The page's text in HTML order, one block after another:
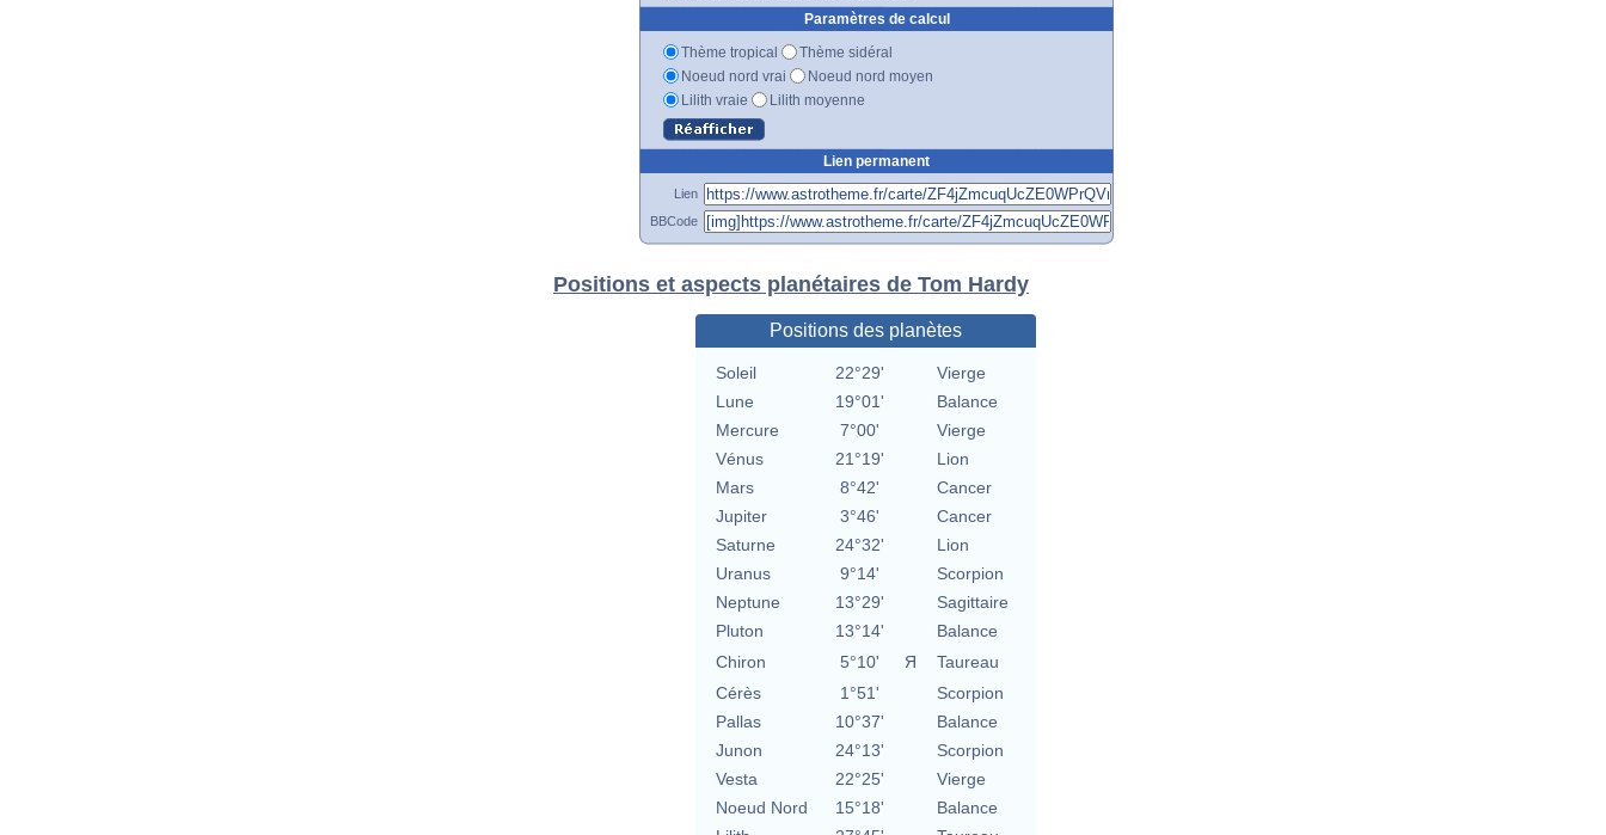
Paramètres de calcul
Thème tropical
Thème sidéral
Noeud nord vrai
Noeud nord moyen
Lilith vraie
Lilith moyenne
Lien permanent
Lien
BBCode
Positions et aspects planétaires de Tom Hardy
Positions des planètes
Soleil 22°29'
Vierge
Lune
19°01'
Balance
Mercure
7°00'
Vierge
Vénus
21°19'
Lion
Mars
8°42'
Cancer
Jupiter
3°46'
Cancer
Saturne
24°32'
Lion
Uranus
9°14'
Scorpion
Neptune
13°29'
Sagittaire
Pluton
13°14'
Balance
Chiron
5°10' Я
Taureau
Cérès
1°51'
Scorpion
Pallas
10°37'
Balance
Junon
24°13'
Scorpion
Vesta
22°25'
Vierge
Noeud Nord
15°18'
Balance